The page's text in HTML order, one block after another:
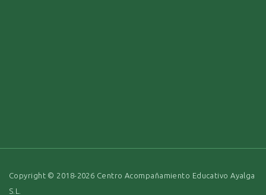
Copyright © 2018-2026 Centro Acompañamiento Educativo Ayalga
S.L.